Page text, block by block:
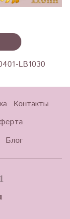
LB1030
Контакты
Блог